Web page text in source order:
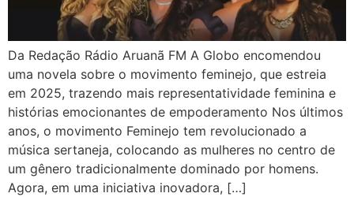
Da Redação Rádio Aruanã FM A Globo encomendou
uma novela sobre o movimento feminejo, que estreia
em 2025, trazendo mais representatividade feminina e
histórias emocionantes de empoderamento Nos últimos
anos, o movimento Feminejo tem revolucionado a
música sertaneja, colocando as mulheres no centro de
um gênero tradicionalmente dominado por homens.
Agora, em uma iniciativa inovadora, […]